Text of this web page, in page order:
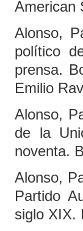
American
Alonso,
político
prensa.
Emilio
Alonso,
de la
noventa.
Alonso,
Partido
siglo XIX.